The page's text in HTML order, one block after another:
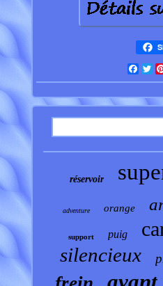
réservoir
adventure orange
support puig
silencieux